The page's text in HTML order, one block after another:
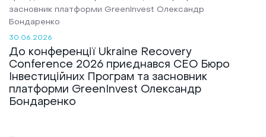
30.06.2026
До конференції Ukraine Recovery
Conference 2026 приєднався CEO Бюро
Інвестиційних Програм та засновник
платформи GreenInvest Олександр
Бондаренко